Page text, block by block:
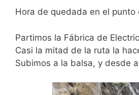
Hora de quedada en el
Partimos la Fábrica de
Casi la mitad de la ruta la
Subimos a la balsa, y desde